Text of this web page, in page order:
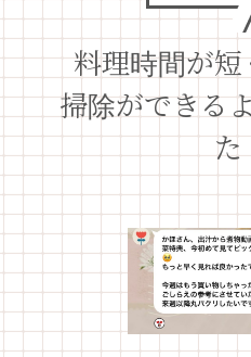
料理時間が
掃除ができる
た